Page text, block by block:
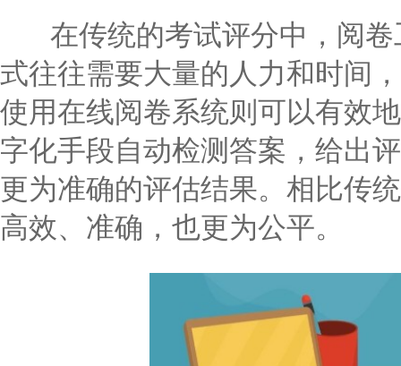
在传统的考试评分中，阅卷
式往往需要大量的人力和时间
使用在线阅卷系统则可以有效
字化手段自动检测答案，给出
更为准确的评估结果。相比传
高效、准确，也更为公平。